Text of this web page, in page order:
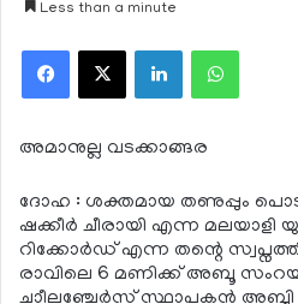
Less than a minute
Facebook
X LinkedIn
അമാനുല്ല വടക്കാങ്ങര
ദോഹ : ശക്തമായ തണുപ്പും
ഷക്കീര്‍ ചീരായി എന്ന
റിക്കോര്‍ഡ് എന്ന തന്റെ
രാവിലെ 6 മണിക്ക് അബൂ